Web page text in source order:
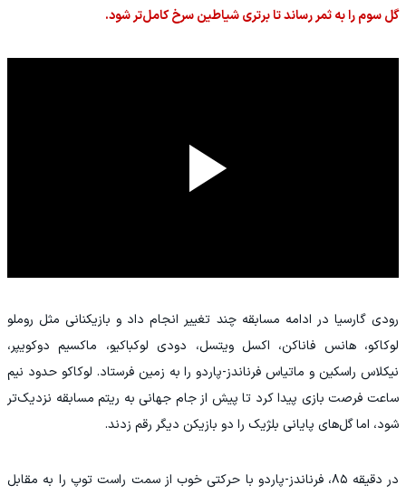
گل سوم را به ثمر رساند تا برتری شیاطین سرخ کامل‌تر شود.
رودی گارسیا در ادامه مسابقه چند تغییر انجام داد و بازیکنانی مثل روملو
لوکاکو، هانس فاناکن، اکسل ویتسل، دودى لوکباکیو، ماکسیم دوکویپر،
نیکلاس راسکین و ماتیاس فرناندز-پاردو را به زمین فرستاد. لوکاکو حدود نیم
ساعت فرصت بازی پیدا کرد تا پیش از جام جهانی به ریتم مسابقه نزدیک‌تر
شود، اما گل‌های پایانی بلژیک را دو بازیکن دیگر رقم زدند.
در دقیقه ۸۵، فرناندز-پاردو با حرکتی خوب از سمت راست توپ را به مقابل